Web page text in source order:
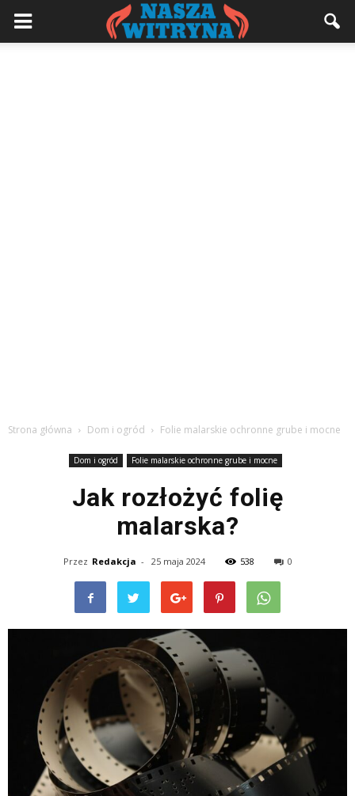
Strona główna Dom i ogród Folie malarskie ochronne grube i mocne
Dom i ogród Folie malarskie ochronne grube i mocne
Jak rozłożyć folię
malarska?
Przez Redakcja - 25 maja 2024 538 0